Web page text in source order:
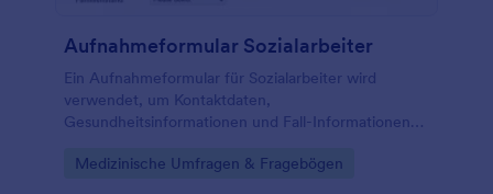
Aufnahmeformular Sozialarbeiter
Ein Aufnahmeformular für Sozialarbeiter wird
verwendet, um Kontaktdaten,
Gesundheitsinformationen und Fall-Informationen
unserem kostenlosen Aufnahmeformular für
Go to Category:
Medizinische Umfragen & Fragebögen